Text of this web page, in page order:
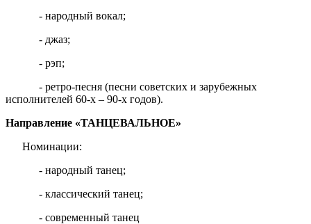
- народный вокал;
- джаз;
- рэп;
- ретро-песня (песни советских и зарубежных
исполнителей 60-х – 90-х годов).
Направление «ТАНЦЕВАЛЬНОЕ»
Номинации:
- народный танец;
- классический танец;
- современный танец